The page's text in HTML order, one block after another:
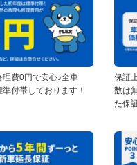
理費0円で安心♪全車
付帯しております！
保証
数は
た保